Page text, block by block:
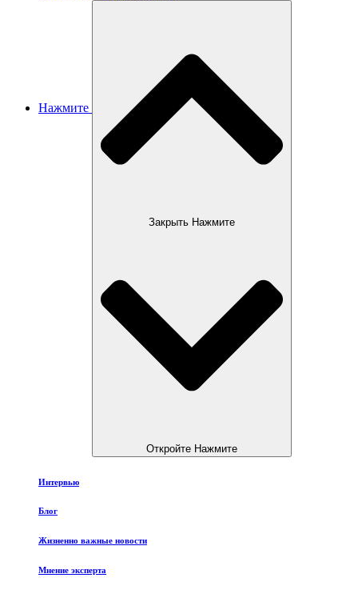
Нажмите
Закрыть Нажмите
Откройте Нажмите
Интервью
Блог
Жизненно важные новости
Мнение эксперта